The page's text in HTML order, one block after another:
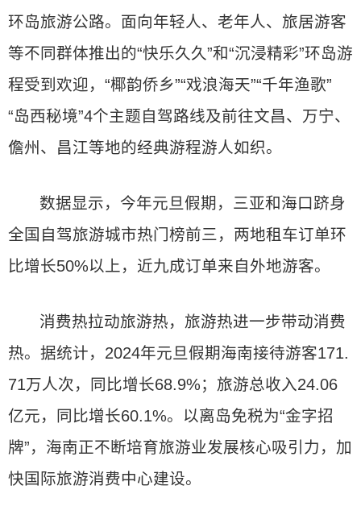
环岛旅游公路。面向年轻人、老年人、旅居游客
等不同群体推出的“快乐久久”和“沉浸精彩”环岛游
程受到欢迎，“椰韵侨乡”“戏浪海天”“千年渔歌”
“岛西秘境”4个主题自驾路线及前往文昌、万宁、
儋州、昌江等地的经典游程游人如织。
数据显示，今年元旦假期，三亚和海口跻身
全国自驾旅游城市热门榜前三，两地租车订单环
比增长50%以上，近九成订单来自外地游客。
消费热拉动旅游热，旅游热进一步带动消费
热。据统计，2024年元旦假期海南接待游客171.
71万人次，同比增长68.9%；旅游总收入24.06
亿元，同比增长60.1%。以离岛免税为“金字招
牌”，海南正不断培育旅游业发展核心吸引力，加
快国际旅游消费中心建设。